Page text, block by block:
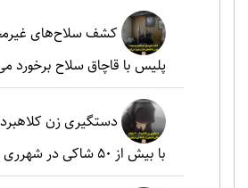
کشف سلاح‌های
پلیس با قاچاق سلاح برخورد
با بیش از ۵۰ شاکی در شهرری